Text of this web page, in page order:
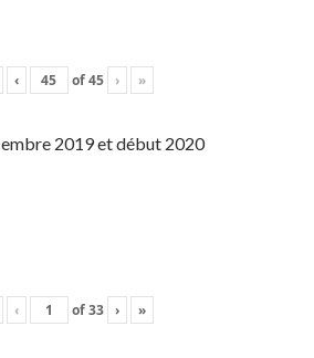
‹ of45 › »
2019 et début 2020
‹ of33 › »